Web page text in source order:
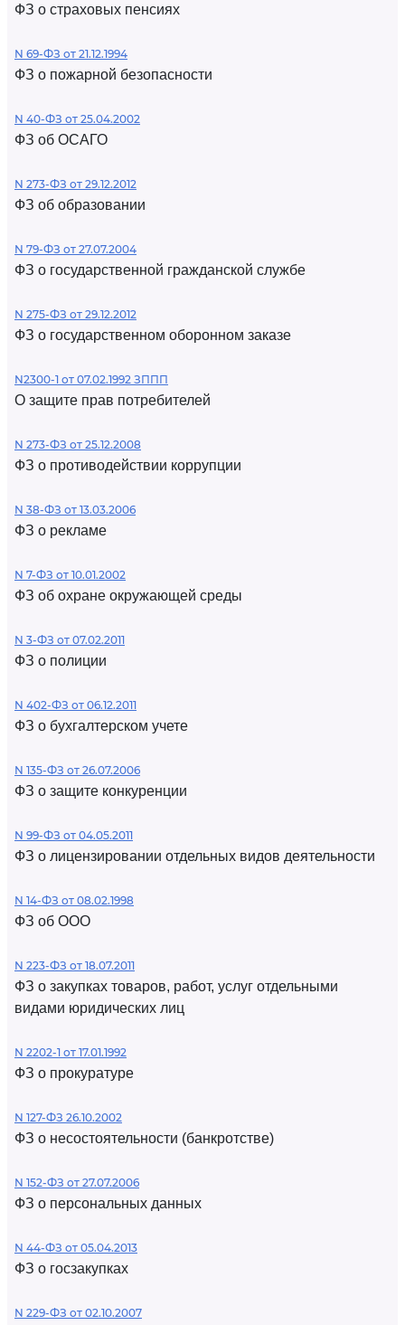
ФЗ о страховых пенсиях
N 69-ФЗ от 21.12.1994
ФЗ о пожарной безопасности
N 40-ФЗ от 25.04.2002
ФЗ об ОСАГО
N 273-ФЗ от 29.12.2012
ФЗ об образовании
N 79-ФЗ от 27.07.2004
ФЗ о государственной гражданской службе
N 275-ФЗ от 29.12.2012
ФЗ о государственном оборонном заказе
N2300-1 от 07.02.1992 ЗППП
О защите прав потребителей
N 273-ФЗ от 25.12.2008
ФЗ о противодействии коррупции
N 38-ФЗ от 13.03.2006
ФЗ о рекламе
N 7-ФЗ от 10.01.2002
ФЗ об охране окружающей среды
N 3-ФЗ от 07.02.2011
ФЗ о полиции
N 402-ФЗ от 06.12.2011
ФЗ о бухгалтерском учете
N 135-ФЗ от 26.07.2006
ФЗ о защите конкуренции
N 99-ФЗ от 04.05.2011
ФЗ о лицензировании отдельных видов деятельности
N 14-ФЗ от 08.02.1998
ФЗ об ООО
N 223-ФЗ от 18.07.2011
ФЗ о закупках товаров, работ, услуг отдельными
видами юридических лиц
N 2202-1 от 17.01.1992
ФЗ о прокуратуре
N 127-ФЗ 26.10.2002
ФЗ о несостоятельности (банкротстве)
N 152-ФЗ от 27.07.2006
ФЗ о персональных данных
N 44-ФЗ от 05.04.2013
ФЗ о госзакупках
N 229-ФЗ от 02.10.2007